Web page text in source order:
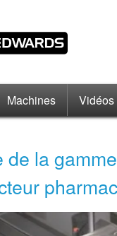
Machines Vidéos
la